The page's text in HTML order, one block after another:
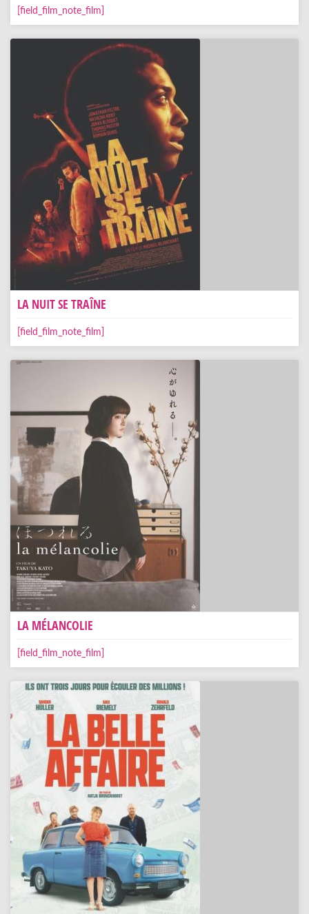
[field_film_note_film]
LA NUIT SE TRAÎNE
[field_film_note_film]
LA MÉLANCOLIE
[field_film_note_film]